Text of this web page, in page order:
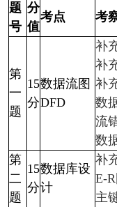
题
号
分
值
考点 考
第
一
题
15
分
数据流图
DFD
补
补
补
数
流
数
第
二
题
15
分
数据库设
计
补
E-
主